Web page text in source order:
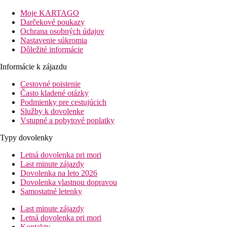
Vybavenie izby
Popis hotela bude čoskoro pripravený.
Vybavenie hotela
Popis hotela bude čoskoro pripravený.
Pri mori
Popis hotela bude čoskoro pripravený.
Šport a zábava zadarmo
Popis hotela bude čoskoro pripravený.
Šport a zábava za poplatok
Popis hotela bude čoskoro pripravený.
Dodávka
Popis hotela bude čoskoro pripravený.
Klasifikácia ubytovania
Popis hotela bude čoskoro pripravený.
60 km
Moje KARTAGO
Darčekové poukazy
Ochrana osobných údajov
Nastavenie súkromia
Dôležité informácie
Informácie k zájazdu
Cestovné poistenie
Často kladené otázky
Podmienky pre cestujúcich
Služby k dovolenke
Vstupné a pobytové poplatky
Typy dovolenky
Letná dovolenka pri mori
Last minute zájazdy
Dovolenka na leto 2026
Dovolenka vlastnou dopravou
Samostatné letenky
Last minute zájazdy
Letná dovolenka pri mori